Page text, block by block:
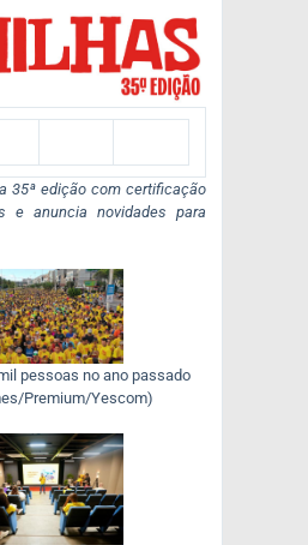
35ª edição com certificação
e anuncia novidades para
pessoas no ano passado
Premium/Yescom)